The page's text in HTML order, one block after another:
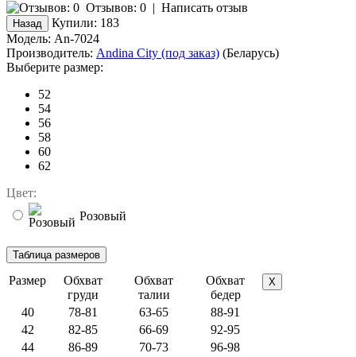
Отзывов: 0 | Написать отзыв
Купили: 183
Модель: An-7024
Производитель: Andina City (под заказ) (Беларусь)
Выберите размер:
52
54
56
58
60
62
Цвет:
Розовый
Размер
Обхват
груди
Обхват
талии
Обхват
бедер
X
40 78-81 63-65
88-91
42
82-85 66-69
92-95
44
86-89 70-73
96-98